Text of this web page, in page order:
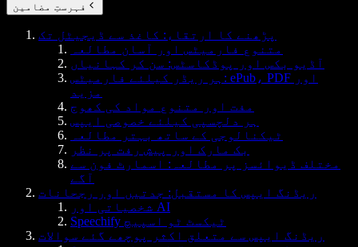
فہرستِ مضامین
پڑھنے کا ارتقاء: کاغذ سے ڈیجیٹل تک
متنوع فارمیٹس اور آسان مطالعہ
آڈیو بکس اور پوڈکاسٹس: سن کر کہانیاں
ہر ریڈر کیلئے فارمیٹس: ePub، PDF اور
مزید
مفت اور متنوع مواد کی کھوج
ہر دلچسپی کیلئے خصوصی ایپس
ٹیکنالوجی کے ساتھ بہتر مطالعہ
بک مارک اور پیش رفت پر نظر
مختلف ڈیوائسز پر مطالعہ: اسمارٹ فون سے
آگے
ریڈنگ ایپس کا مستقبل: جدتیں اور رجحانات
شخصیاتی اور AI
Speechify ٹیکسٹ ٹو اسپیچ
ریڈنگ ایپس سے متعلق اکثر پوچھے گئے سوالات